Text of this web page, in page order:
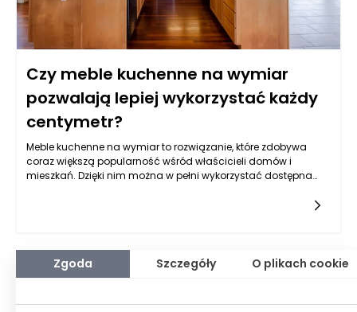
Czy meble kuchenne na wymiar
pozwalają lepiej wykorzystać każdy
centymetr?
Meble kuchenne na wymiar to rozwiązanie, które zdobywa
coraz większą popularność wśród właścicieli domów i
mieszkań. Dzięki nim można w pełni wykorzystać dostępna
zagospodarowanie każdego centymetra. Dobrze
zaprojektowane meble na wymiar uwzględniają wszystkie
niuanse wnętrza, takie jak skosy, słupy czy wpusty, co jest
zestawów mebli kuchennych.
Zgoda Szczegóły O plikach cookie